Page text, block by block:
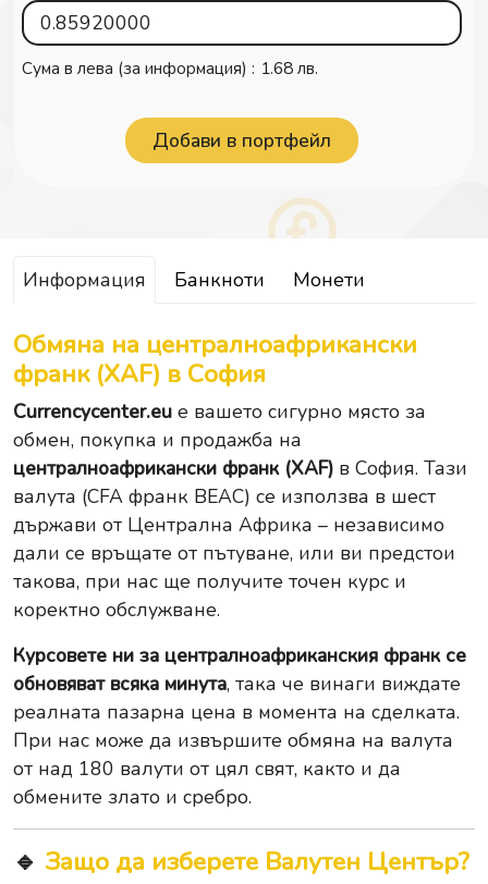
Сума в лева (за информация) : 1.68 лв.
Информация Банкноти Монети
Обмяна на централноафрикански
франк (XAF) в София
Currencycenter.eu е вашето сигурно място за
обмен, покупка и продажба на
централноафрикански франк (XAF) в София. Тази
валута (CFA франк BEAC) се използва в шест
държави от Централна Африка – независимо
дали се връщате от пътуване, или ви предстои
такова, при нас ще получите точен курс и
коректно обслужване.
Курсовете ни за централноафриканския франк се
обновяват всяка минута, така че винаги виждате
реалната пазарна цена в момента на сделката.
При нас може да извършите обмяна на валута
от над 180 валути от цял свят, както и да
обмените злато и сребро.
🔹 Защо да изберете Валутен Център?